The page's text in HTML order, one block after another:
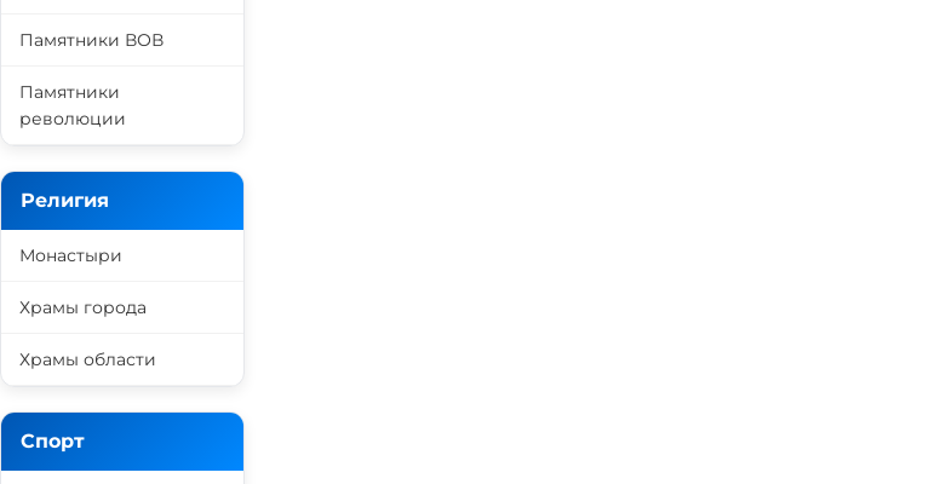
Памятники ВОВ
Памятники
революции
Религия
Монастыри
Храмы города
Храмы области
Спорт